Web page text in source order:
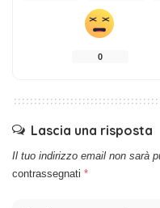
0
Lascia una risposta
Il tuo indirizzo email non sarà
contrassegnati *